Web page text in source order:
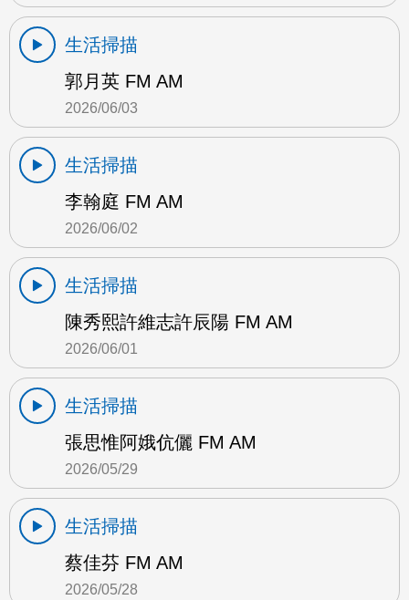
生活掃描
郭月英 FM AM
2026/06/03
生活掃描
李翰庭 FM AM
2026/06/02
生活掃描
陳秀熙許維志許辰陽 FM AM
2026/06/01
生活掃描
張思惟阿娥伉儷 FM AM
2026/05/29
生活掃描
蔡佳芬 FM AM
2026/05/28